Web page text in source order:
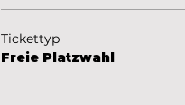
Tickettyp
Freie Platzwahl